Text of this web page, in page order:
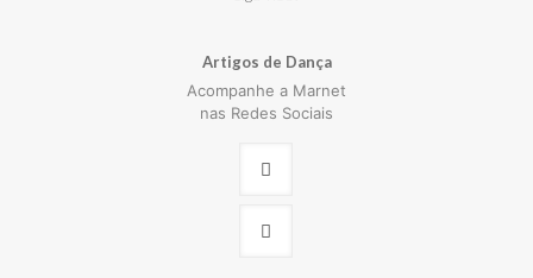
Artigos de Dança
Acompanhe a Marnet
nas Redes Sociais